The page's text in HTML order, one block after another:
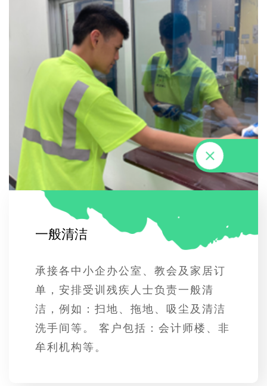
一般清洁
承接各中小企办公室、教会及家居订
单，安排受训残疾人士负责一般清
洁，例如：扫地、拖地、吸尘及清洁
洗手间等。 客户包括：会计师楼、非
牟利机构等。